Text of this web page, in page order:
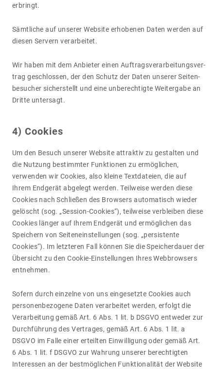
erbringt.
Sämt­liche auf unserer Website erho­benen Daten werden auf
diesen Servern verar­beitet.
Wir haben mit dem Anbieter einen Auftrags­ver­ar­bei­tungs­ver­
trag geschlossen, der den Schutz der Daten unserer Seiten­
be­su­cher sicher­stellt und eine unbe­rech­tigte Weiter­gabe an
Dritte unter­sagt.
4) Cookies
Um den Besuch unserer Website attraktiv zu gestalten und
die Nutzung bestimmter Funk­tionen zu ermög­li­chen,
verwenden wir Cookies, also kleine Text­da­teien, die auf
Ihrem Endgerät abge­legt werden. Teil­weise werden diese
Cookies nach Schließen des Brow­sers auto­ma­tisch wieder
gelöscht (sog. „Session-Cookies“), teil­weise verbleiben diese
Cookies länger auf Ihrem Endgerät und ermög­li­chen das
Spei­chern von Seiten­ein­stel­lungen (sog. „persis­tente
Cookies“). Im letz­teren Fall können Sie die Spei­cher­dauer der
Übersicht zu den Cookie-Einstel­lungen Ihres Webbrow­sers
entnehmen.
Sofern durch einzelne von uns einge­setzte Cookies auch
perso­nen­be­zo­gene Daten verar­beitet werden, erfolgt die
Verar­bei­tung gemäß Art. 6 Abs. 1 lit. b DSGVO entweder zur
Durch­füh­rung des Vertrages, gemäß Art. 6 Abs. 1 lit. a
DSGVO im Falle einer erteilten Einwil­li­gung oder gemäß Art.
6 Abs. 1 lit. f DSGVO zur Wahrung unserer berech­tigten
Inter­essen an der best­mög­li­chen Funk­tio­na­lität der Website